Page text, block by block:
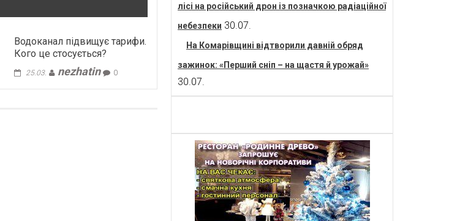
Водоканал підвищує тарифи.
Кого це стосується?
25.03. nezhatin 0
лісі на російський дрон із позначкою радіаційної
небезпеки 30.07.
На Комарівщині відтворили давній обряд
зажинок: «Перший сніп – на щастя й урожай»
30.07.